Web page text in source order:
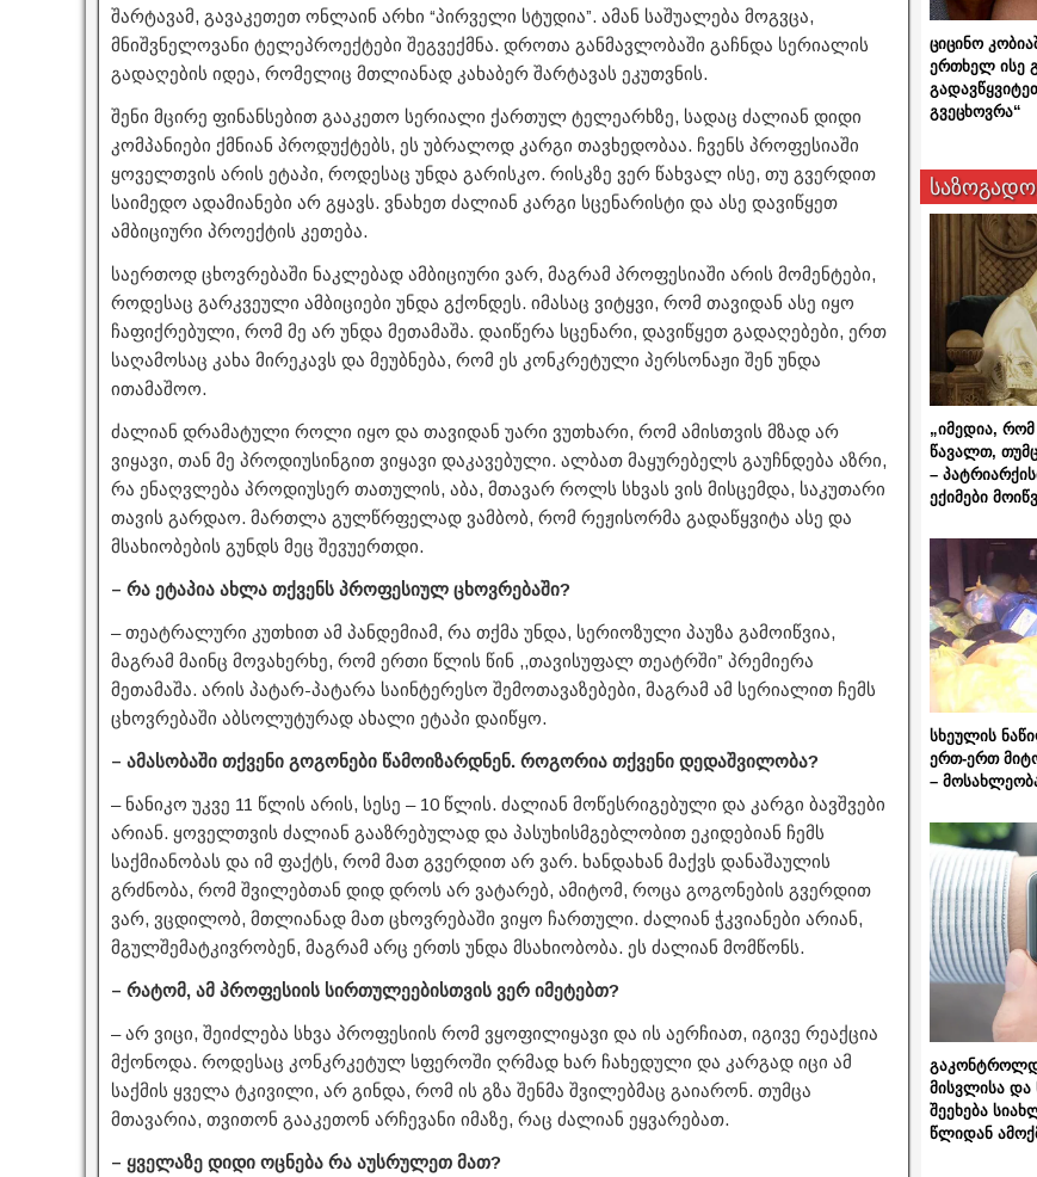
შარტავამ, გავაკეთეთ ონლაინ არხი “პირველი სტუდია”. ამან საშუალება მოგვცა,
მნიშვნელოვანი ტელეპროექტები შეგვექმნა. დროთა განმავლობაში გაჩნდა სერიალის
გადაღების იდეა, რომელიც მთლიანად კახაბერ შარტავას ეკუთვნის.
შენი მცირე ფინანსებით გააკეთო სერიალი ქართულ ტელეარხზე, სადაც ძალიან დიდი
კომპანიები ქმნიან პროდუქტებს, ეს უბრალოდ კარგი თავხედობაა. ჩვენს პროფესიაში
ყოველთვის არის ეტაპი, როდესაც უნდა გარისკო. რისკზე ვერ წახვალ ისე, თუ გვერდით
საიმედო ადამიანები არ გყავს. ვნახეთ ძალიან კარგი სცენარისტი და ასე დავიწყეთ
ამბიციური პროექტის კეთება.
საერთოდ ცხოვრებაში ნაკლებად ამბიციური ვარ, მაგრამ პროფესიაში არის მომენტები,
როდესაც გარკვეული ამბიციები უნდა გქონდეს. იმასაც ვიტყვი, რომ თავიდან ასე იყო
ჩაფიქრებული, რომ მე არ უნდა მეთამაშა. დაიწერა სცენარი, დავიწყეთ გადაღებები, ერთ
საღამოსაც კახა მირეკავს და მეუბნება, რომ ეს კონკრეტული პერსონაჟი შენ უნდა
ითამაშოო.
ძალიან დრამატული როლი იყო და თავიდან უარი ვუთხარი, რომ ამისთვის მზად არ
ვიყავი, თან მე პროდიუსინგით ვიყავი დაკავებული. ალბათ მაყურებელს გაუჩნდება აზრი,
რა ენაღვლება პროდიუსერ თათულის, აბა, მთავარ როლს სხვას ვის მისცემდა, საკუთარი
თავის გარდაო. მართლა გულწრფელად ვამბობ, რომ რეჟისორმა გადაწყვიტა ასე და
მსახიობების გუნდს მეც შევუერთდი.
– რა ეტაპია ახლა თქვენს პროფესიულ ცხოვრებაში?
– თეატრალური კუთხით ამ პანდემიამ, რა თქმა უნდა, სერიოზული პაუზა გამოიწვია,
მაგრამ მაინც მოვახერხე, რომ ერთი წლის წინ ,,თავისუფალ თეატრში” პრემიერა
მეთამაშა. არის პატარ-პატარა საინტერესო შემოთავაზებები, მაგრამ ამ სერიალით ჩემს
ცხოვრებაში აბსოლუტურად ახალი ეტაპი დაიწყო.
– ამასობაში თქვენი გოგონები წამოიზარდნენ. როგორია თქვენი დედაშვილობა?
– ნანიკო უკვე 11 წლის არის, სესე – 10 წლის. ძალიან მოწესრიგებული და კარგი ბავშვები
არიან. ყოველთვის ძალიან გააზრებულად და პასუხისმგებლობით ეკიდებიან ჩემს
საქმიანობას და იმ ფაქტს, რომ მათ გვერდით არ ვარ. ხანდახან მაქვს დანაშაულის
გრძნობა, რომ შვილებთან დიდ დროს არ ვატარებ, ამიტომ, როცა გოგონების გვერდით
ვარ, ვცდილობ, მთლიანად მათ ცხოვრებაში ვიყო ჩართული. ძალიან ჭკვიანები არიან,
მგულშემატკივრობენ, მაგრამ არც ერთს უნდა მსახიობობა. ეს ძალიან მომწონს.
– რატომ, ამ პროფესიის სირთულეებისთვის ვერ იმეტებთ?
– არ ვიცი, შეიძლება სხვა პროფესიის რომ ვყოფილიყავი და ის აერჩიათ, იგივე რეაქცია
მქონოდა. როდესაც კონკრკეტულ სფეროში ღრმად ხარ ჩახედული და კარგად იცი ამ
საქმის ყველა ტკივილი, არ გინდა, რომ ის გზა შენმა შვილებმაც გაიარონ. თუმცა
მთავარია, თვითონ გააკეთონ არჩევანი იმაზე, რაც ძალიან ეყვარებათ.
– ყველაზე დიდი ოცნება რა აუსრულეთ მათ?
ციცინო
ერთხელ ისე
გვეცხოვრა“
„იმედია, რომ
წავალთ,
–
ექიმები
სხეულის
ერთ-ერთ
–
მისვლისა
შეეხება
წლიდან